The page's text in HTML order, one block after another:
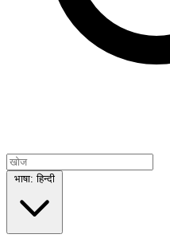
भाषा: हिन्दी